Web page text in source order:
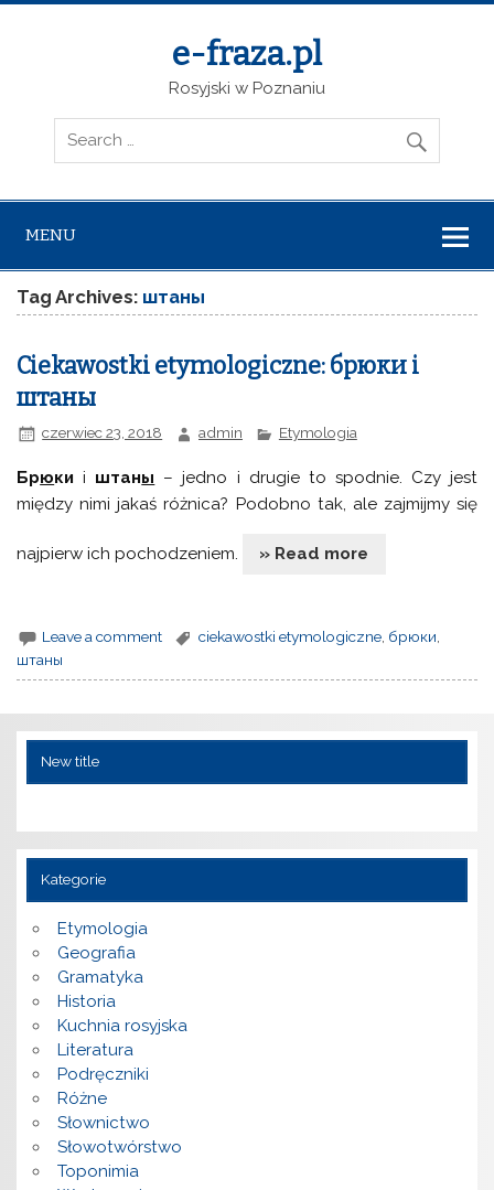
e-fraza.pl
Rosyjski w Poznaniu
MENU
Tag Archives: штаны
Ciekawostki etymologiczne: брюки i
штаны
czerwiec 23, 2018 admin Etymologia
Брюки i штаны – jedno i drugie to spodnie. Czy jest
między nimi jakaś różnica? Podobno tak, ale zajmijmy się
najpierw ich pochodzeniem. » Read more
Leave a comment ciekawostki etymologiczne брюки
штаны
New title
Kategorie
Etymologia
Geografia
Gramatyka
Historia
Kuchnia rosyjska
Literatura
Podręczniki
Różne
Słownictwo
Słowotwórstwo
Toponimia